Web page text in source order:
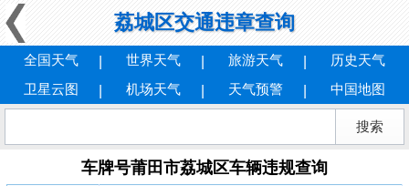
荔城区交通违章查询
全国天气 世界天气 旅游天气
历史天气
卫星云图
机场天气 天气预警 中国地图
车牌号莆田市荔城区车辆违规查询